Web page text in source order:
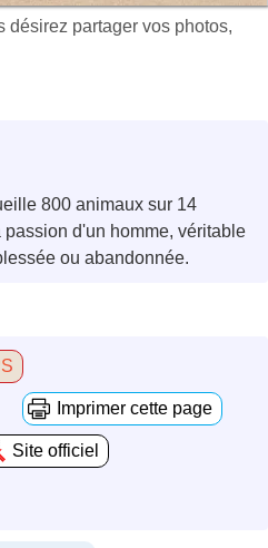
désirez partager vos photos,
800 animaux sur 14
d'un homme, véritable
ou abandonnée.
Imprimer cette page
Site officiel